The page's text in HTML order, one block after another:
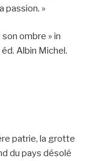
passion. »
ombre » in
éd. Albin Michel.
patrie, la grotte
du pays désolé